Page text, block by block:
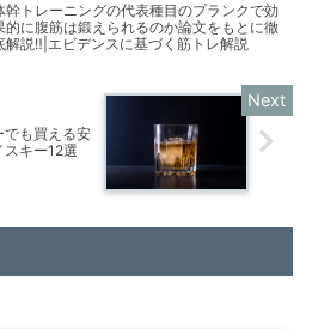
幹トレーニングの代表種目のプランクで効
的に腹筋は鍛えられるのか論文をもとに徹
解説‼|エビデンスに基づく筋トレ解説
でも買える安
スキー12選